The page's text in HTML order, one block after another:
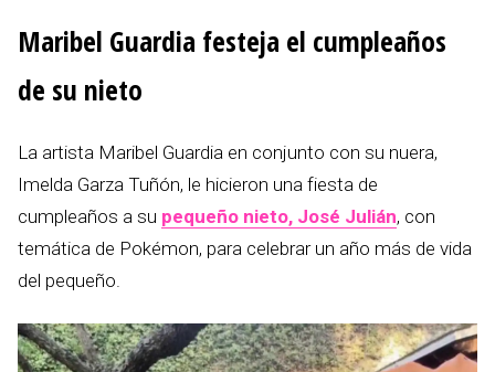
Maribel Guardia festeja el cumpleaños
de su nieto
La artista Maribel Guardia en conjunto con su nuera,
Imelda Garza Tuñón, le hicieron una fiesta de
cumpleaños a su pequeño nieto, José Julián, con
temática de Pokémon, para celebrar un año más de vida
del pequeño.